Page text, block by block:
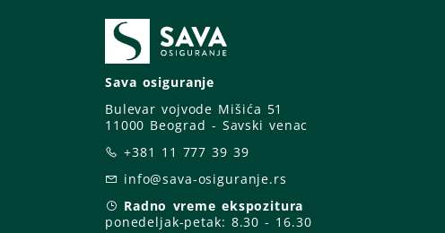
Sava osiguranje
Bulevar vojvode Mišića 51
11000 Beograd - Savski venac
+381 11 777 39 39
info@sava-osiguranje.rs
Radno vreme ekspozitura
ponedeljak-petak: 8.30 - 16.30